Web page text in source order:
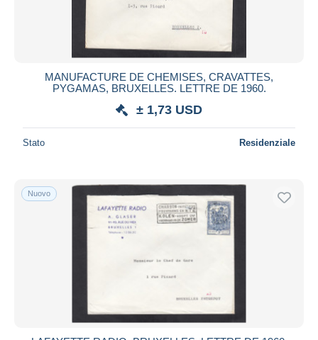
MANUFACTURE DE CHEMISES, CRAVATTES,
PYGAMAS, BRUXELLES. LETTRE DE 1960.
± 1,73 USD
Stato Residenziale
Nuovo